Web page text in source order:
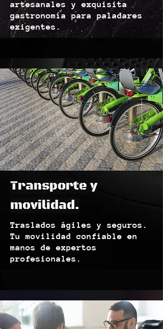
artesanales y exquisita
gastronomía para paladares
exigentes.
Transporte y
movilidad.
Traslados ágiles y seguros.
Tu movilidad confiable en
manos de expertos
profesionales.